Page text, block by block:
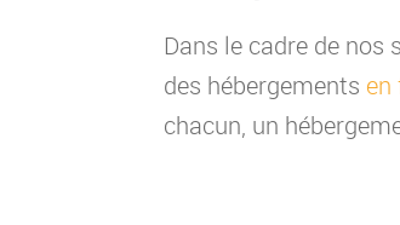
Dans le cadre de
des hébergements en
chacun, un